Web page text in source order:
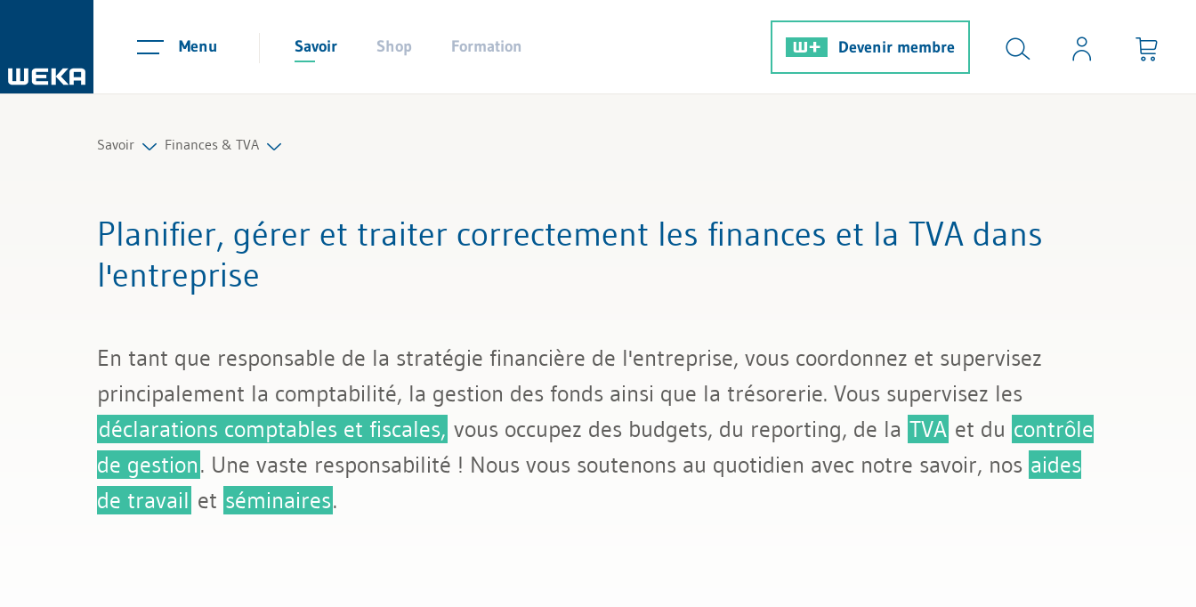
Menu Savoir Shop Formation Devenir membre
Savoir
Gestion et management
Compétences personnelles
Finances & TVA
Contrôle de gestion
TVA et impôts
Planifier, gérer et traiter correctement les finances et la TVA dans
l'entreprise
En tant que responsable de la stratégie financière de l'entreprise, vous coordonnez et supervisez
principalement la comptabilité, la gestion des fonds ainsi que la trésorerie. Vous supervisez les
déclarations comptables et fiscales, vous occupez des budgets, du reporting, de la TVA et du contrôle
de gestion. Une vaste responsabilité ! Nous vous soutenons au quotidien avec notre savoir, nos aides
de travail et séminaires.